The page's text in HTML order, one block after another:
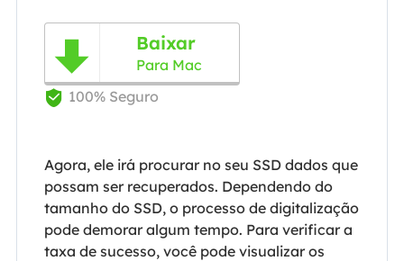
 Baixar
Para Mac
 100% Seguro
Agora, ele irá procurar no seu SSD dados que
possam ser recuperados. Dependendo do
tamanho do SSD, o processo de digitalização
pode demorar algum tempo. Para verificar a
taxa de sucesso, você pode visualizar os